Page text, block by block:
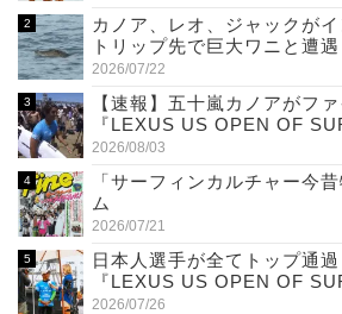
カノア、レオ、ジャックが
トリップ先で巨大ワニと遭遇
2026/07/22
【速報】五十嵐カノアがフ
『LEXUS US OPEN OF
2026/08/03
「サーフィンカルチャー今
ム
2026/07/21
日本人選手が全てトップ通
『LEXUS US OPEN OF
2026/07/26